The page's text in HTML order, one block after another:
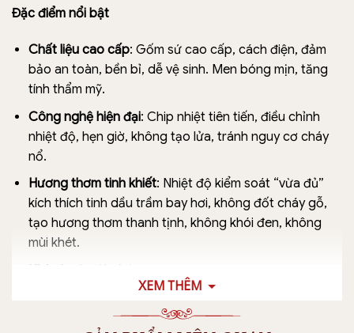
Đặc điểm nổi bật
Chất liệu cao cấp: Gốm sứ cao cấp, cách điện, đảm
bảo an toàn, bền bỉ, dễ vệ sinh. Men bóng mịn, tăng
tính thẩm mỹ.
Công nghệ hiện đại: Chip nhiệt tiên tiến, điều chỉnh
nhiệt độ, hẹn giờ, không tạo lửa, tránh nguy cơ cháy
nổ.
Hương thơm tinh khiết: Nhiệt độ kiểm soát “vừa đủ”
kích thích tinh dầu trầm bay hơi, không đốt cháy gỗ,
tạo hương thơm thanh tịnh, không khói đen, không
mùi khét.
cm, đế 13 cm, phù hợp phòng dưới 20m². Dây điện
dài 1.5m, kèm khay inox, thìa xúc bột, nhíp gắp trầm,
XEM THÊM